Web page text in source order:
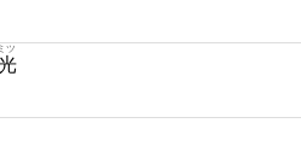
ツ